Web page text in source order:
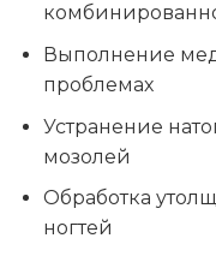
Выполнение
проблемах
Устранение
мозолей
Обработка
ногтей